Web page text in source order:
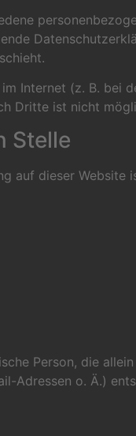
Internet (z. B. bei
Dritte ist nicht
Stelle
auf dieser Website
Person, die
Adressen o. Ä.)